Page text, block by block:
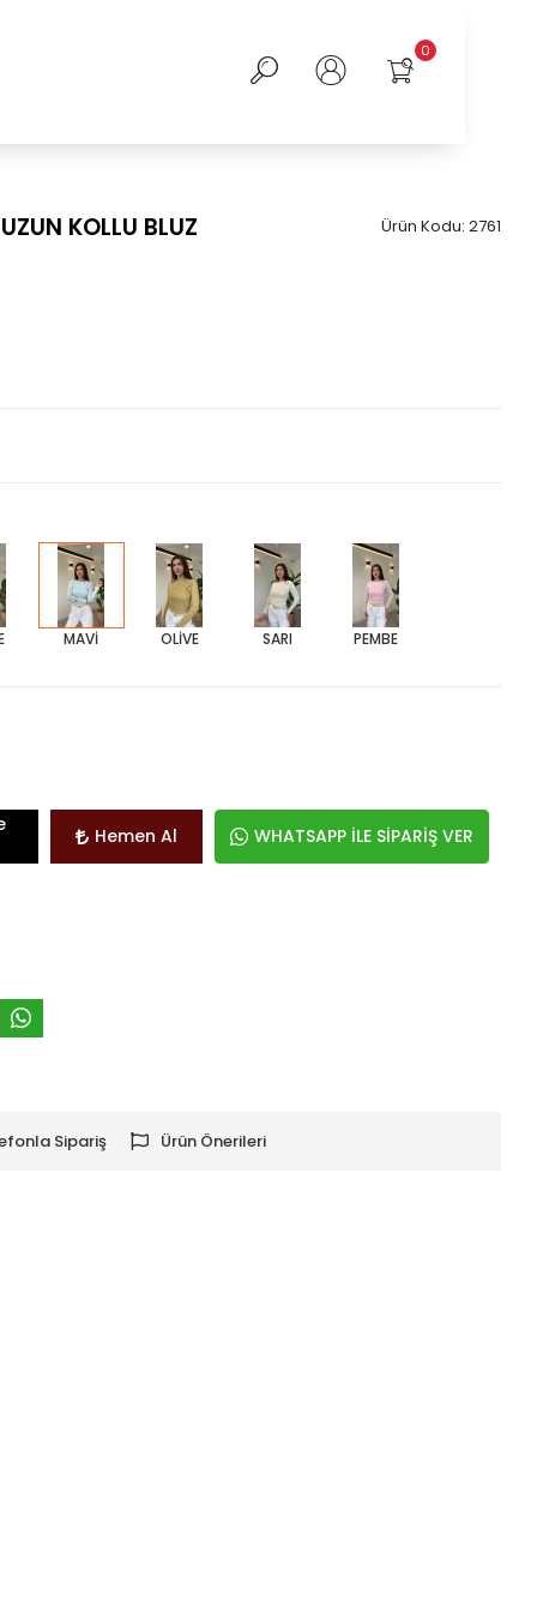
0
KOLLU BLUZ Ürün Kodu: 2761
MAVİ OLİVE SARI PEMBE
Hemen Al WHATSAPP İLE SİPARİŞ VER
Sipariş Ürün Önerileri